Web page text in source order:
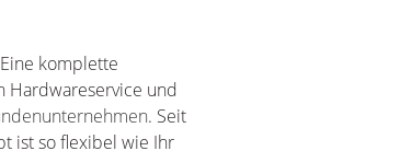
komplette
Hardwareservice und
. Seit
ist so flexibel wie Ihr